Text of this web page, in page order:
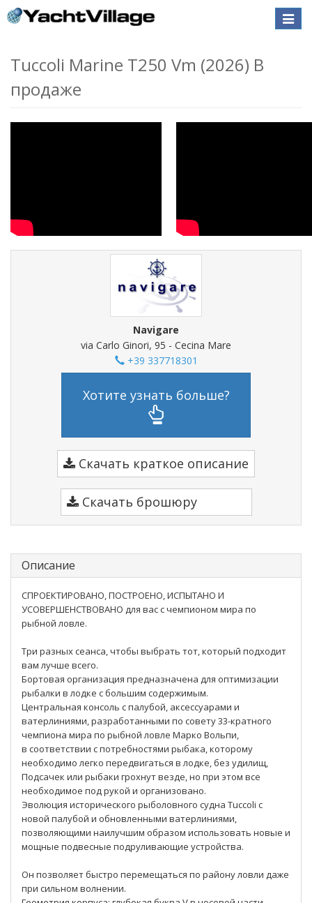
Toggle
Tuccoli Marine T250 Vm (2026) В
продаже
Navigare
via Carlo Ginori, 95 - Cecina Mare
+39 337718301
Хотите узнать больше?
Скачать краткое описание
Скачать брошюру
Описание
СПРОЕКТИРОВАНО, ПОСТРОЕНО, ИСПЫТАНО И
УСОВЕРШЕНСТВОВАНО для вас с чемпионом мира по
рыбной ловле.
Три разных сеанса, чтобы выбрать тот, который подходит
вам лучше всего.
Бортовая организация предназначена для оптимизации
рыбалки в лодке с большим содержимым.
Центральная консоль с палубой, аксессуарами и
ватерлиниями, разработанными по совету 33-кратного
чемпиона мира по рыбной ловле Марко Вольпи,
в соответствии с потребностями рыбака, которому
необходимо легко передвигаться в лодке, без удилищ,
Подсачек или рыбаки грохнут везде, но при этом все
необходимое под рукой и организовано.
Эволюция исторического рыболовного судна Tuccoli с
новой палубой и обновленными ватерлиниями,
позволяющими наилучшим образом использовать новые и
мощные подвесные подруливающие устройства.
Он позволяет быстро перемещаться по району ловли даже
при сильном волнении.